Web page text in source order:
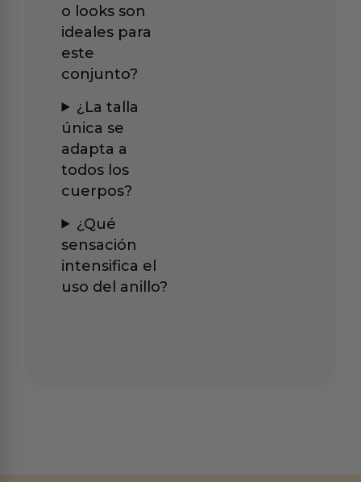
o looks son
ideales para
este
conjunto?
¿La talla
única se
adapta a
todos los
cuerpos?
¿Qué
sensación
intensifica el
uso del anillo?